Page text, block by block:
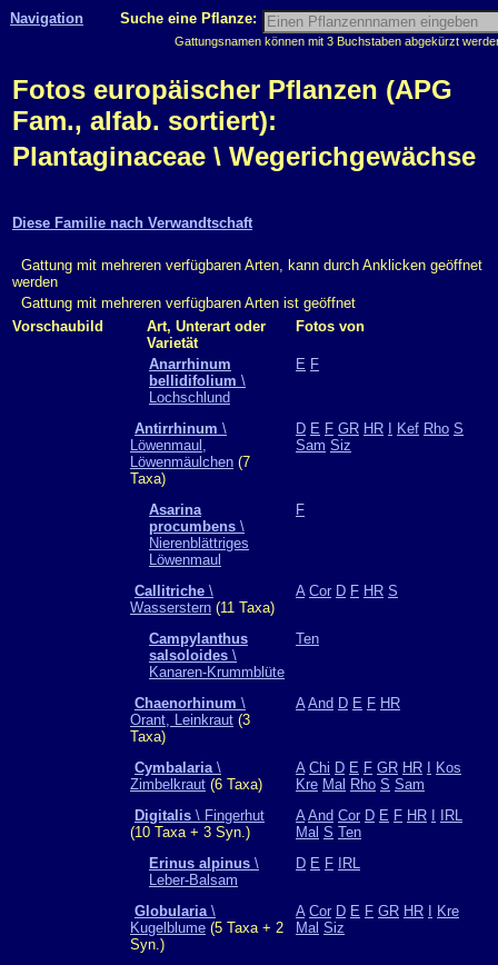
Navigation Suche eine Pflanze:
Gattungsnamen können mit 3 Buchstaben abgekürzt
Fotos europäischer Pflanzen (APG
Fam., alfab. sortiert):
Plantaginaceae \ Wegerichgewächse
Diese Familie nach Verwandtschaft
Gattung mit mehreren verfügbaren Arten, kann durch Anklicken geöffnet
werden
Gattung mit mehreren verfügbaren Arten ist geöffnet
Vorschaubild
Art, Unterart oder
Varietät
Fotos von
Anarrhinum
bellidifolium \
Lochschlund
E F
Antirrhinum \
Löwenmaul,
Löwenmäulchen (7
Taxa)
D E F GR HR Kef Rho S
Sam Siz
Asarina
procumbens \
Nierenblättriges
Löwenmaul
F
Callitriche \
Wasserstern (11 Taxa)
A Cor D F HR S
Campylanthus
salsoloides \
Kanaren-Krummblüte
Ten
Chaenorhinum \
Orant, Leinkraut (3
Taxa)
A And D E F HR
Cymbalaria\
Zimbelkraut (6 Taxa)
A Chi D E F GR HR
Kos
Kre Mal Rho S Sam
Digitalis \ Fingerhut
(10 Taxa + 3 Syn.)
A And Cor D E F HR
IRL
Mal S Ten
Erinus alpinus \
Leber-Balsam
D E F IRL
Globularia\
Kugelblume (5 Taxa + 2
Syn.)
A Cor D E F GR HR
Kre
Mal Siz